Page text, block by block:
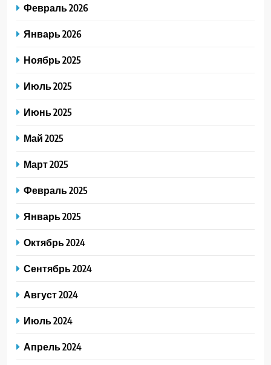
Февраль 2026
Январь 2026
Ноябрь 2025
Июль 2025
Июнь 2025
Май 2025
Март 2025
Февраль 2025
Январь 2025
Октябрь 2024
Сентябрь 2024
Август 2024
Июль 2024
Апрель 2024